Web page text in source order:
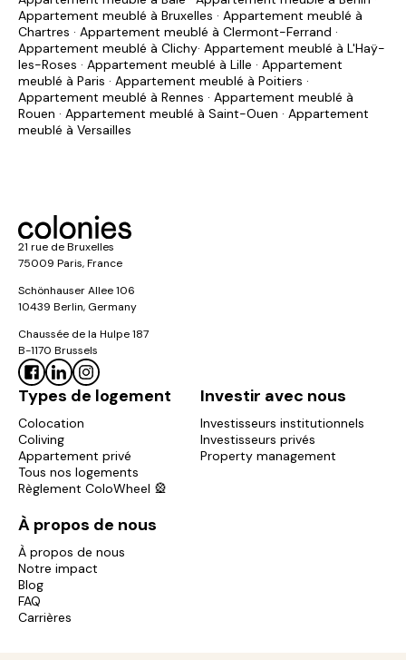
Appartement meublé à Bruxelles · Appartement meublé à
Chartres · Appartement meublé à Clermont-Ferrand ·
Appartement meublé à Clichy· Appartement meublé à L'Haÿ-
les-Roses · Appartement meublé à Lille · Appartement
meublé à Paris · Appartement meublé à Poitiers ·
Appartement meublé à Rennes · Appartement meublé à
Rouen · Appartement meublé à Saint-Ouen · Appartement
meublé à Versailles
21 rue de Bruxelles
75009 Paris, France
Schönhauser Allee 106
10439 Berlin, Germany
Chaussée de la Hulpe 187
B-1170 Brussels
Types de logement
Colocation
Coliving
Appartement privé
Tous nos logements
Règlement ColoWheel 🎡
Investir avec nous
Investisseurs institutionnels
Investisseurs privés
Property management
À propos de nous
À propos de nous
Notre impact
Blog
FAQ
Carrières